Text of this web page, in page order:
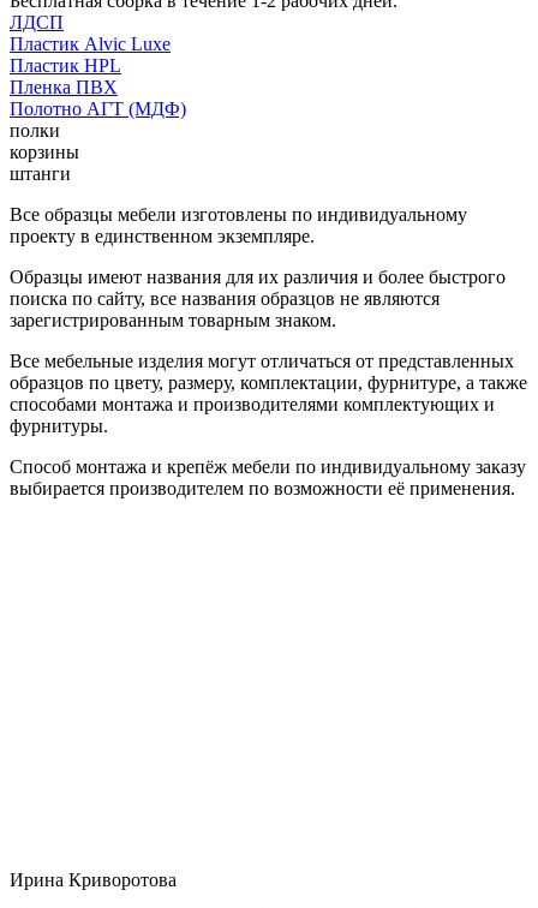
ЛДСП
Пластик Alvic Luxe
Пластик HPL
Пленка ПВХ
Полотно АГТ (МДФ)
полки
корзины
штанги
Все образцы мебели изготовлены по индивидуальному
проекту в единственном экземпляре.
Образцы имеют названия для их различия и более быстрого
поиска по сайту, все названия образцов не являются
зарегистрированным товарным знаком.
Все мебельные изделия могут отличаться от представленных
образцов по цвету, размеру, комплектации, фурнитуре, а также
способами монтажа и производителями комплектующих и
фурнитуры.
Способ монтажа и крепёж мебели по индивидуальному заказу
выбирается производителем по возможности её применения.
Ирина Криворотова